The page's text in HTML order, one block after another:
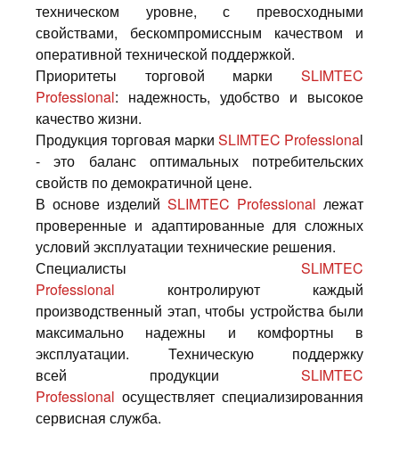
техническом уровне, с превосходными
свойствами, бескомпромиссным качеством и
оперативной технической поддержкой.
Приоритеты торговой марки SLIMTEC
Professional: надежность, удобство и высокое
качество жизни.
Продукция торговая марки SLIMTEC Professional
- это баланс оптимальных потребительских
свойств по демократичной цене.
В основе изделий SLIMTEC Professional лежат
проверенные и адаптированные для сложных
условий эксплуатации технические решения.
Специалисты SLIMTEC
Professional контролируют каждый
производственный этап, чтобы устройства были
максимально надежны и комфортны в
эксплуатации. Техническую поддержку
всей продукции SLIMTEC
Professional осуществляет специализированния
сервисная служба.